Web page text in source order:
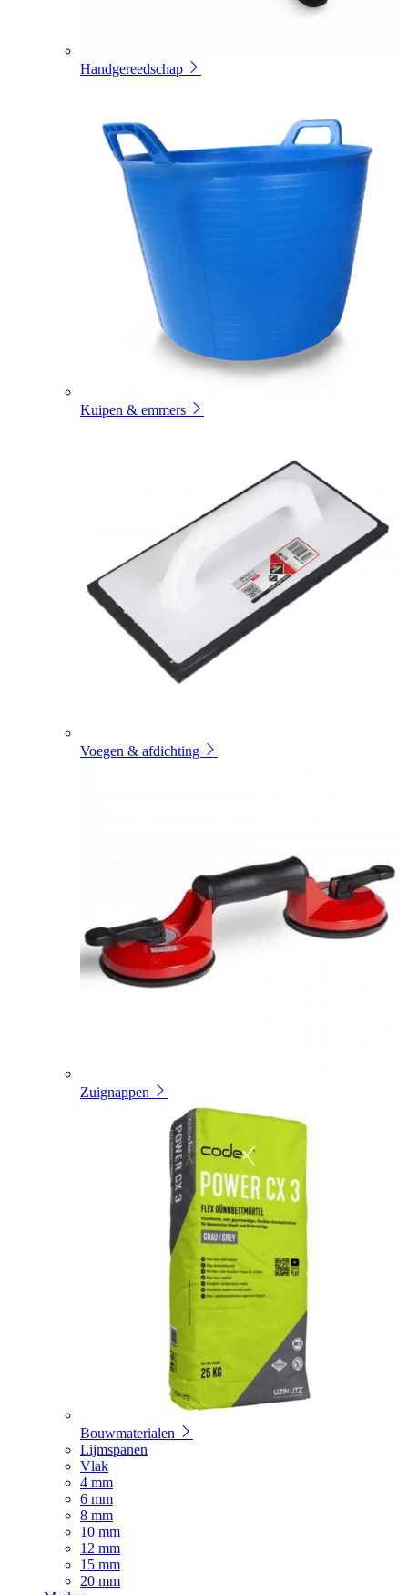
Handgereedschap
Kuipen & emmers
Voegen & afdichting
Zuignappen
Bouwmaterialen
Lijmspanen
Vlak
4 mm
6 mm
8 mm
10 mm
12 mm
15 mm
20 mm